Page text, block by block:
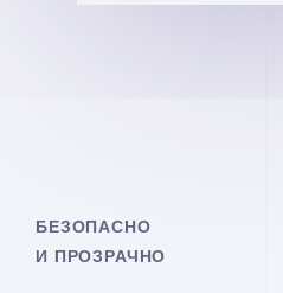
БЕЗОПАСНО
И ПРОЗРАЧНО